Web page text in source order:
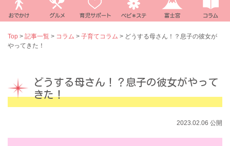
Top > 記事一覧 > コラム > 子育てコラム > どうする母さん！？息子の彼女が
やってきた！
どうする母さん！？息子の彼女がやって
きた！
2023.02.06 公開